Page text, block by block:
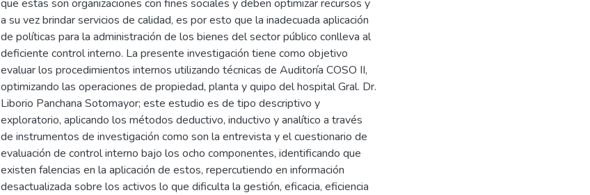
que estas son organizaciones con fines sociales y deben optimizar recursos y
a su vez brindar servicios de calidad, es por esto que la inadecuada aplicación
de políticas para la administración de los bienes del sector público conlleva al
deficiente control interno. La presente investigación tiene como objetivo
evaluar los procedimientos internos utilizando técnicas de Auditoría COSO II,
optimizando las operaciones de propiedad, planta y quipo del hospital Gral. Dr.
Liborio Panchana Sotomayor; este estudio es de tipo descriptivo y
exploratorio, aplicando los métodos deductivo, inductivo y analítico a través
de instrumentos de investigación como son la entrevista y el cuestionario de
evaluación de control interno bajo los ocho componentes, identificando que
existen falencias en la aplicación de estos, repercutiendo en información
desactualizada sobre los activos lo que dificulta la gestión, eficacia, eficiencia